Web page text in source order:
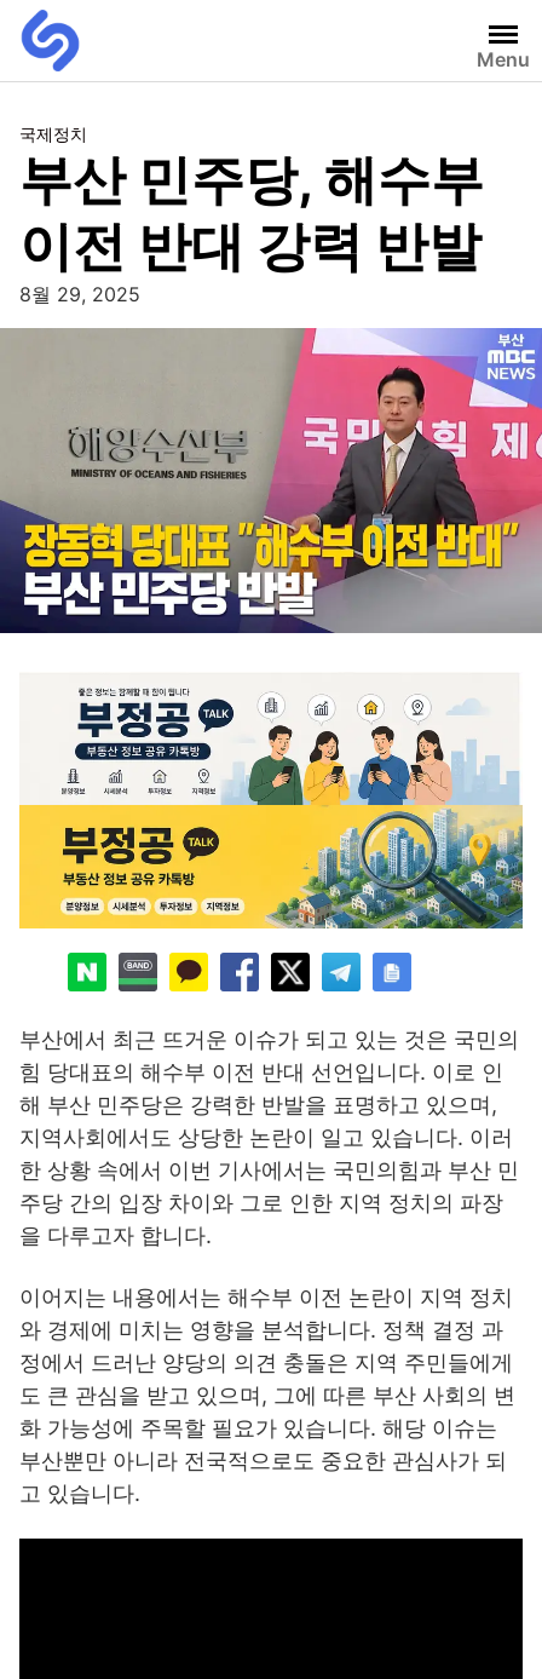
Menu
국제정치
부산 민주당, 해수부
이전 반대 강력 반발
8월 29, 2025
부산에서 최근 뜨거운 이슈가 되고 있는 것은 국민의
힘 당대표의 해수부 이전 반대 선언입니다. 이로 인
해 부산 민주당은 강력한 반발을 표명하고 있으며,
지역사회에서도 상당한 논란이 일고 있습니다. 이러
한 상황 속에서 이번 기사에서는 국민의힘과 부산 민
주당 간의 입장 차이와 그로 인한 지역 정치의 파장
을 다루고자 합니다.
이어지는 내용에서는 해수부 이전 논란이 지역 정치
와 경제에 미치는 영향을 분석합니다. 정책 결정 과
정에서 드러난 양당의 의견 충돌은 지역 주민들에게
도 큰 관심을 받고 있으며, 그에 따른 부산 사회의 변
화 가능성에 주목할 필요가 있습니다. 해당 이슈는
부산뿐만 아니라 전국적으로도 중요한 관심사가 되
고 있습니다.